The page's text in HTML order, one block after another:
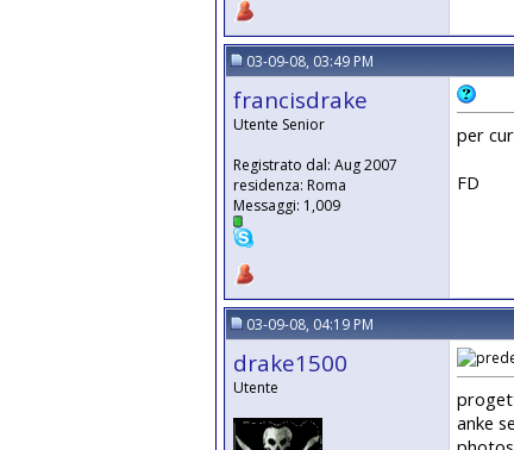
03-09-08, 03:49 PM
francisdrake
Utente Senior
Registrato dal: Aug 2007
residenza: Roma
Messaggi: 1,009
per
FD
03-09-08, 04:19 PM
drake1500
Utente
anke